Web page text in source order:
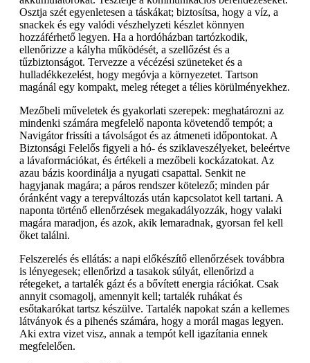
Osztja szét egyenletesen a táskákat; biztosítsa, hogy a víz, a
snackek és egy valódi vészhelyzeti készlet könnyen
hozzáférhető legyen. Ha a hordóházban tartózkodik,
ellenőrizze a kályha működését, a szellőzést és a
tűzbiztonságot. Tervezze a vécézési szüneteket és a
hulladékkezelést, hogy megóvja a környezetet. Tartson
magánál egy kompakt, meleg réteget a télies körülményekhez.
Mezőbeli műveletek és gyakorlati szerepek: meghatározni az
mindenki számára megfelelő naponta követendő tempót; a
Navigátor frissíti a távolságot és az átmeneti időpontokat. A
Biztonsági Felelős figyeli a hó- és sziklaveszélyeket, beleértve
a lávaformációkat, és értékeli a mezőbeli kockázatokat. Az
azau bázis koordinálja a nyugati csapattal. Senkit ne
hagyjanak magára; a páros rendszer kötelező; minden pár
óránként vagy a terepváltozás után kapcsolatot kell tartani. A
naponta történő ellenőrzések megakadályozzák, hogy valaki
magára maradjon, és azok, akik lemaradnak, gyorsan fel kell
őket találni.
Felszerelés és ellátás: a napi előkészítő ellenőrzések továbbra
is lényegesek; ellenőrizd a tasakok súlyát, ellenőrizd a
rétegeket, a tartalék gázt és a bővített energia rációkat. Csak
annyit csomagolj, amennyit kell; tartalék ruhákat és
esőtakarókat tartsz készülve. Tartalék napokat szán a kellemes
látványok és a pihenés számára, hogy a morál magas legyen.
Aki extra vizet visz, annak a tempót kell igazítania ennek
megfelelően.